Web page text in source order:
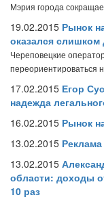
Мэрия города
19.02.2015 Рынок
оказался слишком
Череповецкие
переориентироваться
17.02.2015 Егор
надежда
16.02.2015 Рынок
13.02.2015
13.02.2015
области: доходы
10 раз